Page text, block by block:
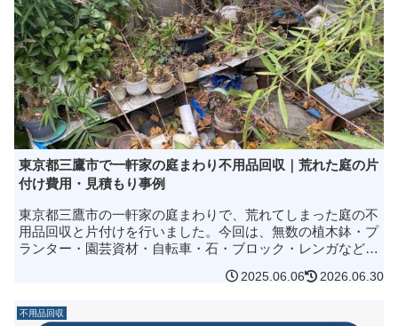
東京都三鷹市で一軒家の庭まわり不用品回収｜荒れた庭の片
付け費用・見積もり事例
東京都三鷹市の一軒家の庭まわりで、荒れてしまった庭の不
用品回収と片付けを行いました。今回は、無数の植木鉢・プ
ランター・園芸資材・自転車・石・ブロック・レンガなど、
屋外に残っていた不用品をまとめて撤去した事例です。作業
2025.06.06 2026.06.30
不用品回収